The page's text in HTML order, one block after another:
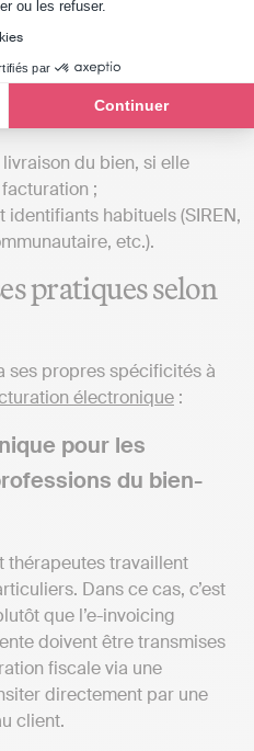
ou les refuser.
par
Continuer
:
(vente de bien, prestation
;
la TVA sur les débits, le cas
du bien, si elle
;
identifiants habituels (SIREN,
etc.).
pratiques selon
ses propres spécificités à
électronique :
pour les
du bien-
thérapeutes travaillent
Dans ce cas, c’est
que l’e-invoicing
doivent être transmises
fiscale via une
directement par une
client.